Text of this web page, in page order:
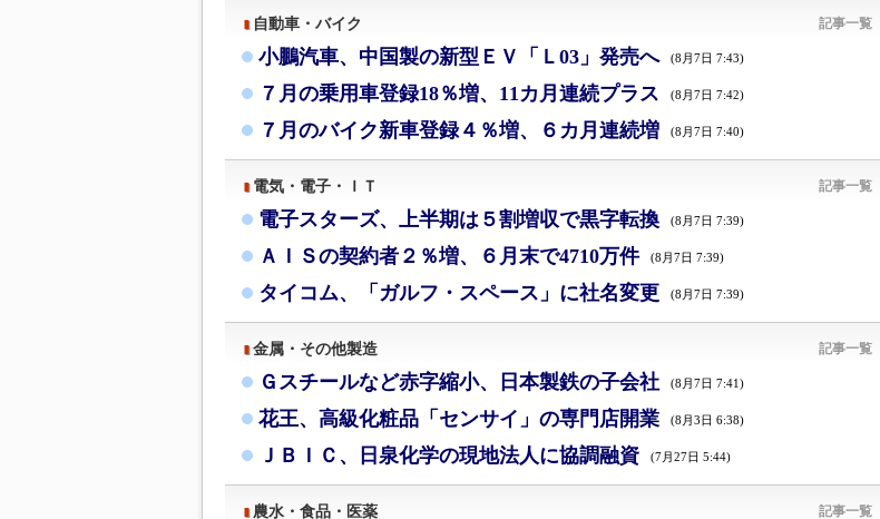
自動車・バイク 記事一覧
小鵬汽車、中国製の新型ＥＶ「Ｌ03」発売へ (8月7日 7:43)
７月の乗用車登録18％増、11カ月連続プラス (8月7日 7:42)
７月のバイク新車登録４％増、６カ月連続増 (8月7日 7:40)
電気・電子・ＩＴ 記事一覧
電子スターズ、上半期は５割増収で黒字転換 (8月7日 7:39)
ＡＩＳの契約者２％増、６月末で4710万件 (8月7日 7:39)
タイコム、「ガルフ・スペース」に社名変更 (8月7日 7:39)
金属・その他製造 記事一覧
Ｇスチールなど赤字縮小、日本製鉄の子会社 (8月7日 7:41)
花王、高級化粧品「センサイ」の専門店開業 (8月3日 6:38)
ＪＢＩＣ、日泉化学の現地法人に協調融資 (7月27日 5:44)
農水・食品・医薬 記事一覧